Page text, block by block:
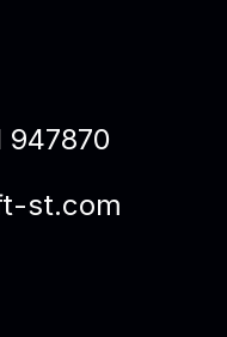
947870
st.com